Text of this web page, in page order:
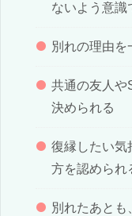
ないよう意識
別れの理由を
共通の友人や
決められる
復縁したい気
方を認められ
別れたあと